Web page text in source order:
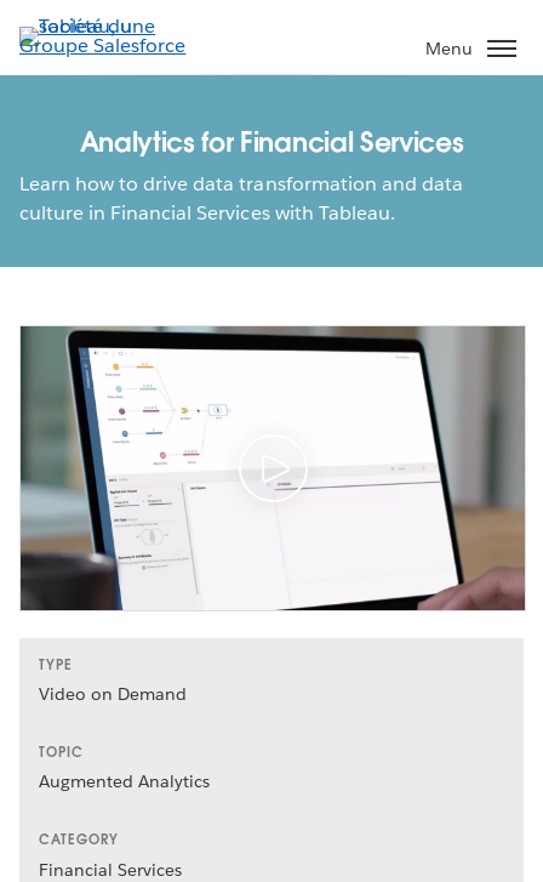
Aller
au
contenu
Menu
Analytics for Financial Services
Learn how to drive data transformation and data
culture in Financial Services with Tableau.
TYPE
Video on Demand
TOPIC
Augmented Analytics
CATEGORY
Financial Services